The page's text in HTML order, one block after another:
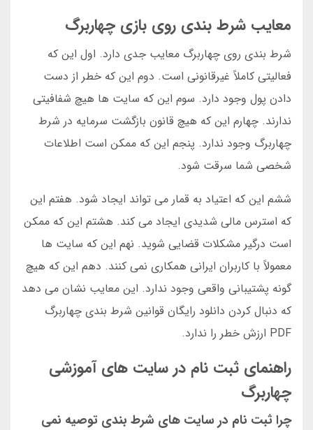
معایب شرط بندی روی بازی چهاربرگ
شرط بندی روی چهاربرگ معایب جدی دارد. اول این که
فعالیتی کاملاً غیرقانونی است. دوم این که خطر از دست
دادن پول وجود دارد. سوم این که سایت ها هیچ شفافیتی
ندارند. چهارم این که هیچ قانون بازگشت سرمایه در شرط
چهاربرگ وجود ندارد. پنجم این که ممکن است اطلاعات
شخصی شما سرقت شود.
ششم این که اعتیاد به قمار می تواند ایجاد شود. هفتم این
که استرس مالی شدیدی ایجاد می کند. هشتم این که ممکن
است درگیر مشکلات قضایی شوید. نهم این که سایت ها
معمولاً با کاربران ایرانی همکاری نمی کنند. دهم این که هیچ
گونه پشتیبانی واقعی وجود ندارد. این معایب نشان می دهد
که دنبال کردن دانلود رایگان قوانین شرط بندی چهاربرگ
PDF ارزش خطر را ندارد.
راهنمای ثبت نام در سایت های آموزشی
چهاربرگ
چرا ثبت نام در سایت های شرط بندی توصیه نمی